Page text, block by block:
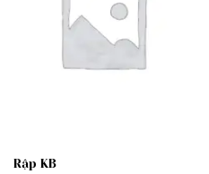
Rập KB